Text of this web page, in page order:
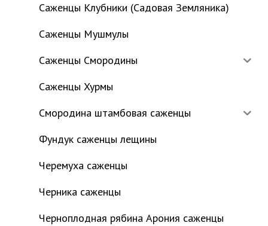
Саженцы Клубники (Садовая Земляника)
Саженцы Мушмулы
Саженцы Смородины
Саженцы Хурмы
Смородина штамбовая саженцы
Фундук саженцы лещины
Черемуха саженцы
Черника саженцы
Черноплодная рябина Арония саженцы